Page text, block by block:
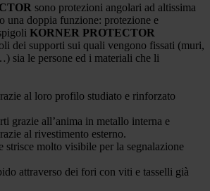
sono protezioni angolari ad altissima
una doppia funzione: protezione e
KORNER PROTECTOR
dei supporti sui quali vengono fissati (muri,
sia le persone ed i materiali che li
al loro profilo studiato e rinforzato
grazie all’anima in metallo interna e
al rivestimento esterno.
strisce molto visibile per la segnalazione
attraverso dei fori con viti e tasselli già